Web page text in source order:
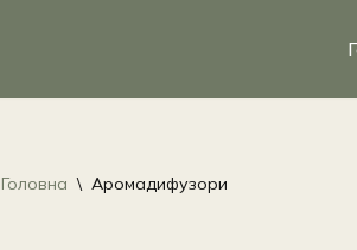
Головна \ Аромадифузори